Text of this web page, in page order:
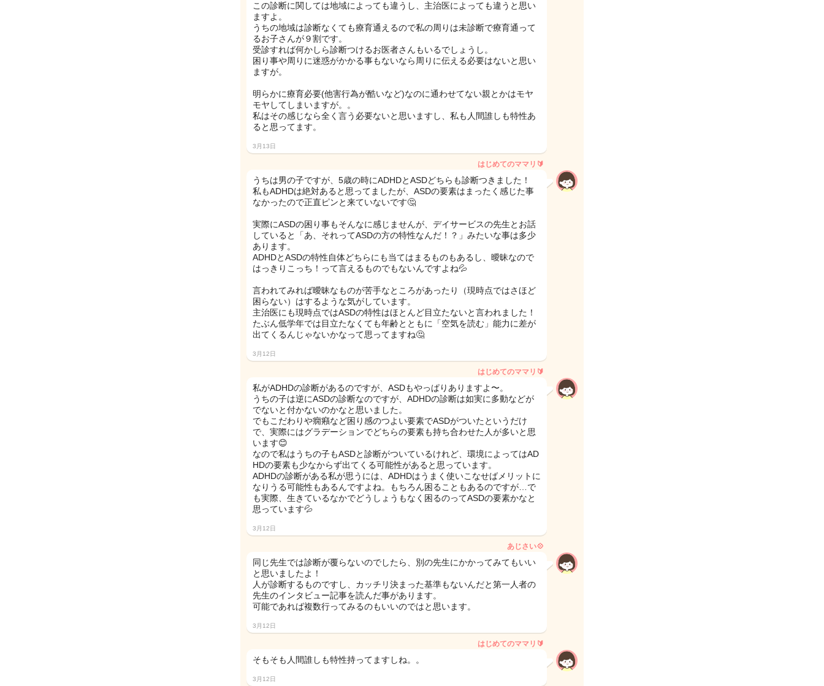
この診断に関しては地域によっても違うし、主治医によっても違うと思い
ますよ。
うちの地域は診断なくても療育通えるので私の周りは未診断で療育通って
るお子さんが９割です。
受診すれば何かしら診断つけるお医者さんもいるでしょうし。
困り事や周りに迷惑がかかる事もないなら周りに伝える必要はないと思い
ますが。
明らかに療育必要(他害行為が酷いなど)なのに通わせてない親とかはモヤ
モヤしてしまいますが。。
私はその感じなら全く言う必要ないと思いますし、私も人間誰しも特性あ
ると思ってます。
3月13日
はじめてのママリ🔰
うちは男の子ですが、5歳の時にADHDとASDどちらも診断つきました！
私もADHDは絶対あると思ってましたが、ASDの要素はまったく感じた事
なかったので正直ピンと来ていないです🤔
実際にASDの困り事もそんなに感じませんが、デイサービスの先生とお話
していると「あ、それってASDの方の特性なんだ！？」みたいな事は多少
あります。
ADHDとASDの特性自体どちらにも当てはまるものもあるし、曖昧なので
はっきりこっち！って言えるものでもないんですよね💦
言われてみれば曖昧なものが苦手なところがあったり（現時点ではさほど
困らない）はするような気がしています。
主治医にも現時点ではASDの特性はほとんど目立たないと言われました！
たぶん低学年では目立たなくても年齢とともに「空気を読む」能力に差が
出てくるんじゃないかなって思ってますね🤔
3月12日
はじめてのママリ🔰
私がADHDの診断があるのですが、ASDもやっぱりありますよ〜。
うちの子は逆にASDの診断なのですが、ADHDの診断は如実に多動などが
でないと付かないのかなと思いました。
でもこだわりや癇癪など困り感のつよい要素でASDがついたというだけ
で、実際にはグラデーションでどちらの要素も持ち合わせた人が多いと思
います😊
なので私はうちの子もASDと診断がついているけれど、環境によってはAD
HDの要素も少なからず出てくる可能性があると思っています。
ADHDの診断がある私が思うには、ADHDはうまく使いこなせばメリットに
なりうる可能性もあるんですよね。もちろん困ることもあるのですが…で
も実際、生きているなかでどうしょうもなく困るのってASDの要素かなと
思っています💦
3月12日
あじさい💠
同じ先生では診断が覆らないのでしたら、別の先生にかかってみてもいい
と思いましたよ！
人が診断するものですし、カッチリ決まった基準もないんだと第一人者の
先生のインタビュー記事を読んだ事があります。
可能であれば複数行ってみるのもいいのではと思います。
3月12日
はじめてのママリ🔰
そもそも人間誰しも特性持ってますしね。。
3月12日